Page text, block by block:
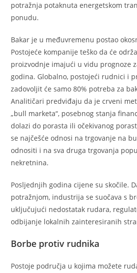
potražnja potaknuta energetskom
ponudu.
Bakar je u međuvremenu postao
Postojeće kompanije teško da će
proizvodnje imajući u vidu prognoze
godina. Globalno, postojeći rudnici i
zadovoljit će samo 80% potreba za
Analitičari predviđaju da je crveni
„bull marketa“, posebnog stanja
dolazi do porasta ili očekivanog
se najčešće odnosi na trgovanje na
odnositi i na sva druga trgovanja
nekretnina.
Posljednjih godina cijene su skočile.
potražnjom, industrija se suočava s
uključujući nedostatak rudara,
odbijanje lokalnih zainteresiranih
Borbe protiv rudnika
Postoje područja u kojima možete